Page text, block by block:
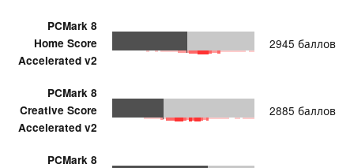
PCMark 8
Home Score
Accelerated v2
2945 баллов
PCMark 8
Creative Score
Accelerated v2
2885 баллов
PCMark 8